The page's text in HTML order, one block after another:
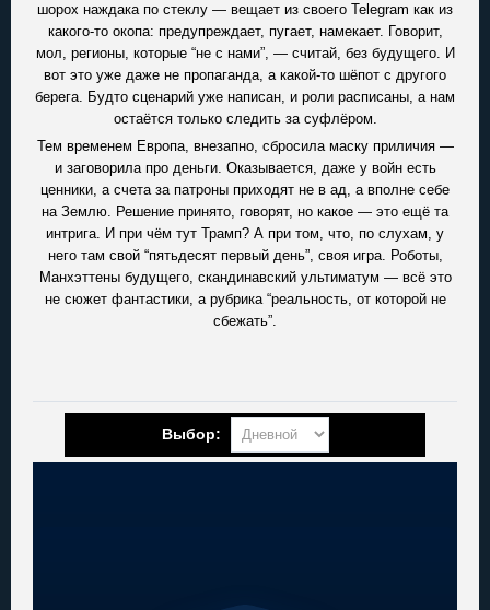
шорох наждака по стеклу — вещает из своего Telegram как из
какого-то окопа: предупреждает, пугает, намекает. Говорит,
мол, регионы, которые “не с нами”, — считай, без будущего. И
вот это уже даже не пропаганда, а какой-то шёпот с другого
берега. Будто сценарий уже написан, и роли расписаны, а нам
остаётся только следить за суфлёром.
Тем временем Европа, внезапно, сбросила маску приличия —
и заговорила про деньги. Оказывается, даже у войн есть
ценники, а счета за патроны приходят не в ад, а вполне себе
на Землю. Решение принято, говорят, но какое — это ещё та
интрига. И при чём тут Трамп? А при том, что, по слухам, у
него там свой “пятьдесят первый день”, своя игра. Роботы,
Манхэттены будущего, скандинавский ультиматум — всё это
не сюжет фантастики, а рубрика “реальность, от которой не
сбежать”.
Выбор: